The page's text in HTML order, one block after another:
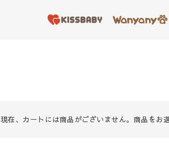
現在、カートには商品がございません。商品をお